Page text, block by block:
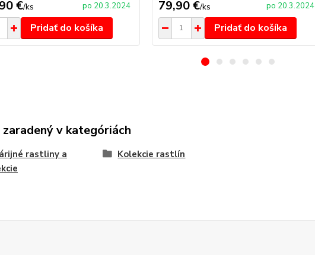
€/ks po 20.3.2024
Pridať do košíka
79,90 €/ks po 20.3.2024
Pridať do košíka
v kategóriách
rastliny a
Kolekcie rastlín